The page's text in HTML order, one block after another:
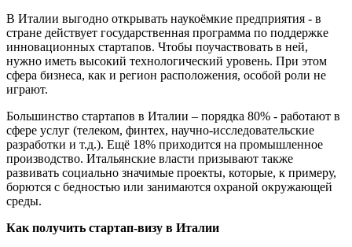
В Италии выгодно открывать наукоёмкие предприятия - в
стране действует государственная программа по поддержке
инновационных стартапов. Чтобы поучаствовать в ней,
нужно иметь высокий технологический уровень. При этом
сфера бизнеса, как и регион расположения, особой роли не
играют.
Большинство стартапов в Италии – порядка 80% - работают в
сфере услуг (телеком, финтех, научно-исследовательские
разработки и т.д.). Ещё 18% приходится на промышленное
производство. Итальянские власти призывают также
развивать социально значимые проекты, которые, к примеру,
борются с бедностью или занимаются охраной окружающей
среды.
Как получить стартап-визу в Италии